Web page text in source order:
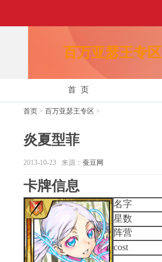
百万亚瑟王专区
首 页
首页 >百万亚瑟王专区 >
炎夏型菲
2013-10-23 来源：蚕豆网
卡牌信息
名字
星数
阵营
cost